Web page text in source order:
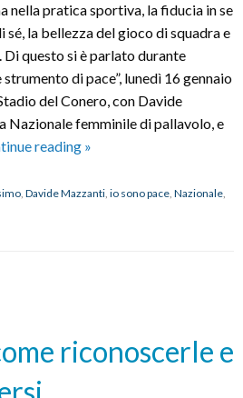
nella pratica sportiva, la fiducia in se
sé, la bellezza del gioco di squadra e
questo si è parlato durante
di pace”, lunedì 16 gennaio
del Conero, con Davide
Nazionale femminile di pallavolo, e
reading “Lo
come
Davide
»
, Davide Mazzanti, io sono pace, Nazionale,
riconoscerle e